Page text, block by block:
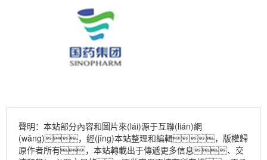
聲明：本站部分內容和圖片來(lái)源于互聯(lián)網
(wǎng)，經(jīng)本站整理和編輯，版權歸
原作者所有，本站轉載出于傳遞更多信息、交